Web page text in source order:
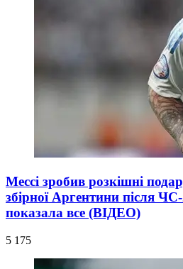
Мессі зробив розкішні
збірної Аргентини після
показала все (ВІДЕО)
5 175